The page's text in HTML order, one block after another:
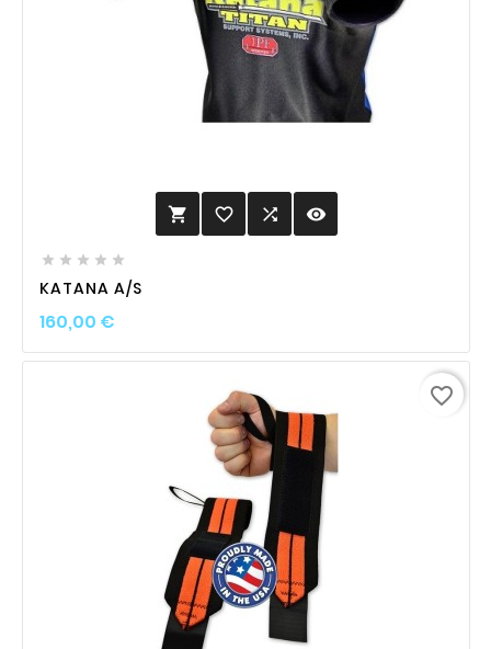
 favorite_border  visibility
    
KATANA A/S
160,00 €Prix
favorite_border